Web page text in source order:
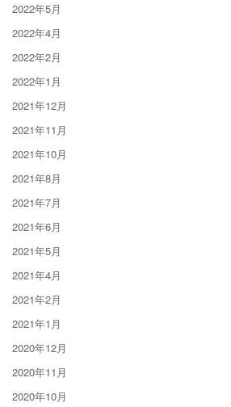
2022年5月
2022年4月
2022年2月
2022年1月
2021年12月
2021年11月
2021年10月
2021年8月
2021年7月
2021年6月
2021年5月
2021年4月
2021年2月
2021年1月
2020年12月
2020年11月
2020年10月